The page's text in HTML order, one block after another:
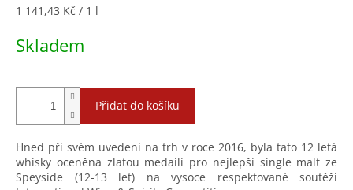
Měrná
1 141,43 Kč / 1 l
Skladem
Přidat do košíku
Hned při svém uvedení na trh v roce 2016, byla tato 12 letá
whisky oceněna zlatou medailí pro nejlepší single malt ze
Speyside (12-13 let) na vysoce respektované soutěži